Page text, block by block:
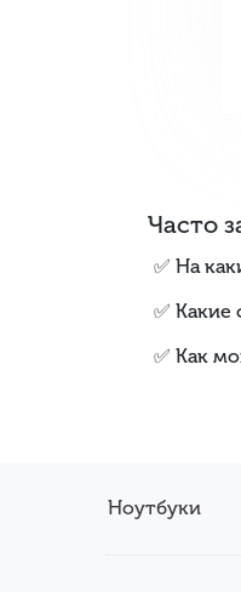
Часто
✅ На
✅ Какие
✅ Как
Ноутбуки